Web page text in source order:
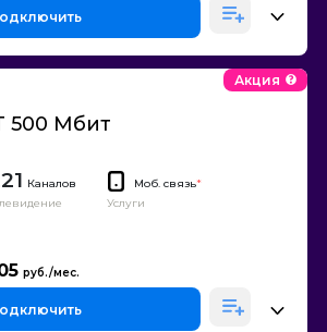
500 Мбит
Акция
Каналов
Моб. связь*
Услуги